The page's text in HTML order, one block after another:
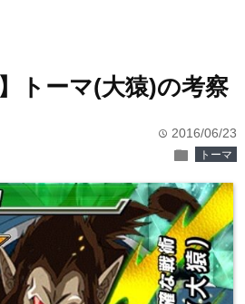
トーマ(大猿)の考察
time 2016/06/23
folder トーマ